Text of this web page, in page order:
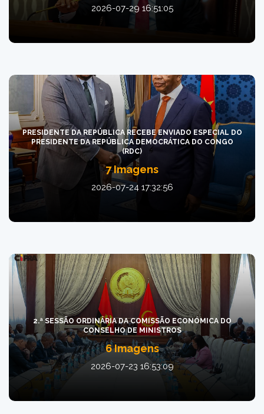
2026-07-29 16:51:05
PRESIDENTE DA REPÚBLICA RECEBE ENVIADO ESPECIAL DO
PRESIDENTE DA REPÚBLICA DEMOCRÁTICA DO CONGO
(RDC)
7 Imagens
2026-07-24 17:32:56
2.ª SESSÃO ORDINÁRIA DA COMISSÃO ECONÓMICA DO
CONSELHO DE MINISTROS
6 Imagens
2026-07-23 16:53:09